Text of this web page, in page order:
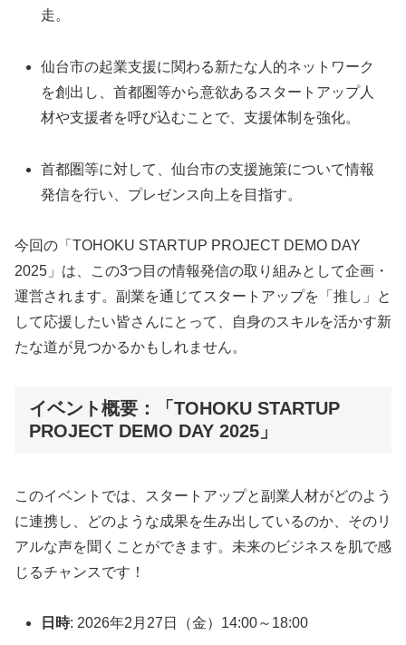
走。
仙台市の起業支援に関わる新たな人的ネットワーク
を創出し、首都圏等から意欲あるスタートアップ人
材や支援者を呼び込むことで、支援体制を強化。
首都圏等に対して、仙台市の支援施策について情報
発信を行い、プレゼンス向上を目指す。
今回の「TOHOKU STARTUP PROJECT DEMO DAY
2025」は、この3つ目の情報発信の取り組みとして企画・
運営されます。副業を通じてスタートアップを「推し」と
して応援したい皆さんにとって、自身のスキルを活かす新
たな道が見つかるかもしれません。
イベント概要：「TOHOKU STARTUP
PROJECT DEMO DAY 2025」
このイベントでは、スタートアップと副業人材がどのよう
に連携し、どのような成果を生み出しているのか、そのリ
アルな声を聞くことができます。未来のビジネスを肌で感
じるチャンスです！
日時: 2026年2月27日（金）14:00～18:00